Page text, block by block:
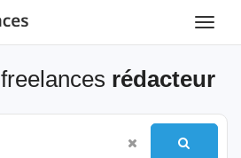
Toggle
freelances rédacteur